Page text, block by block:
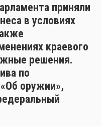
приняли
в условиях
краевого
решения.
по
оружии»,